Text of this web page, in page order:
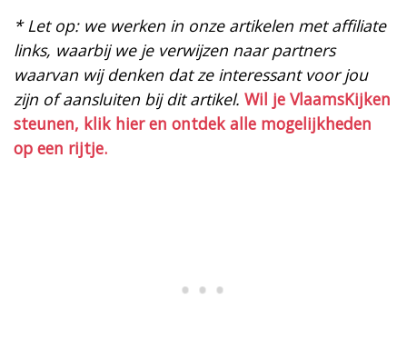
* Let op: we werken in onze artikelen met affiliate
links, waarbij we je verwijzen naar partners
waarvan wij denken dat ze interessant voor jou
zijn of aansluiten bij dit artikel. Wil je VlaamsKijken
steunen, klik hier en ontdek alle mogelijkheden
op een rijtje.